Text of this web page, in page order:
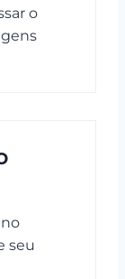
o
seu